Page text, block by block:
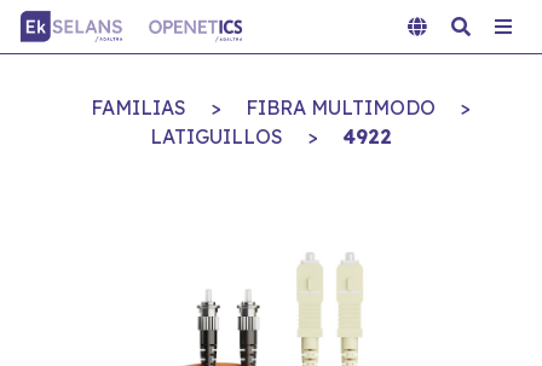
FAMILIAS > FIBRA MULTIMODO
>
LATIGUILLOS
> 4922